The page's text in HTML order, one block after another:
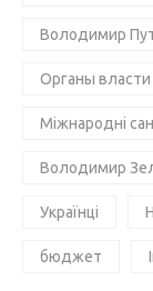
Володимир
Органы власти
Міжнародні
Володимир
Українці
бюджет